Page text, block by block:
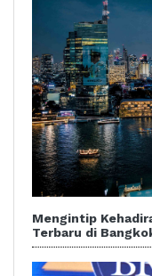
Mengintip
Terbaru di